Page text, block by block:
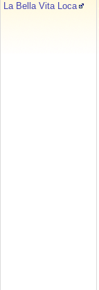
La Bella Vita Loca